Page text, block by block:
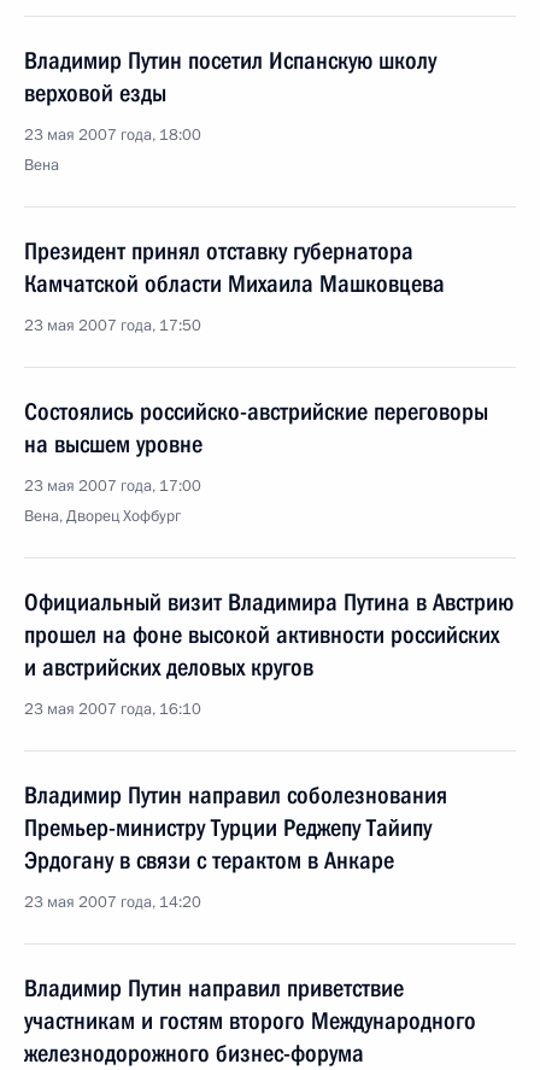
Владимир Путин посетил Испанскую школу
верховой езды
23 мая 2007 года, 18:00
Вена
Президент принял отставку губернатора
Камчатской области Михаила Машковцева
23 мая 2007 года, 17:50
Состоялись российско-австрийские переговоры
на высшем уровне
23 мая 2007 года, 17:00
Вена, Дворец Хофбург
Официальный визит Владимира Путина в Австрию
прошел на фоне высокой активности российских
и австрийских деловых кругов
23 мая 2007 года, 16:10
Владимир Путин направил соболезнования
Премьер-министру Турции Реджепу Тайипу
Эрдогану в связи с терактом в Анкаре
23 мая 2007 года, 14:20
Владимир Путин направил приветствие
участникам и гостям второго Международного
железнодорожного бизнес-форума